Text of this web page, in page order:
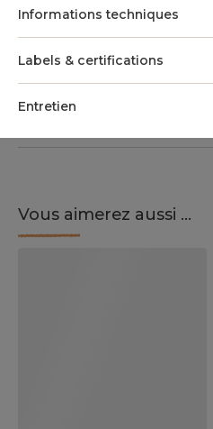
Informations techniques
Labels & certifications
Entretien
Vous aimerez aussi ...